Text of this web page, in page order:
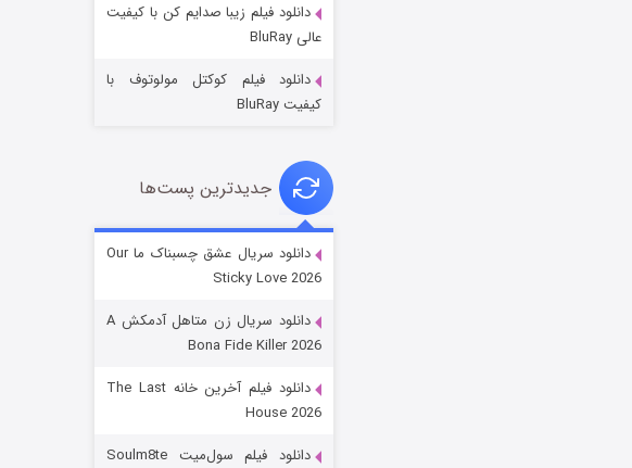
عملیات آپارتمان
قسمت۲ (زیرنویس)
دانلود فیلم زیبا صدایم کن با کیفیت
عالی BluRay
دانلود فیلم کوکتل مولوتوف با
کیفیت BluRay
جدیدترین پست‌ها
دانلود سریال عشق چسبناک ما Our
Sticky Love 2026
دانلود سریال زن متاهل آدمکش A
Bona Fide Killer 2026
دانلود فیلم آخرین خانه The Last
House 2026
دانلود فیلم سول‌میت Soulm8te